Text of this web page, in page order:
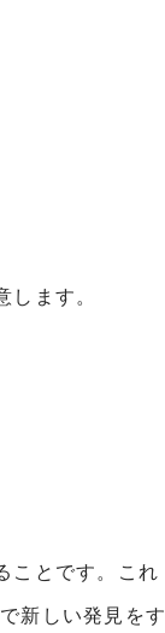
ます。
ことです。これ
新しい発見をす